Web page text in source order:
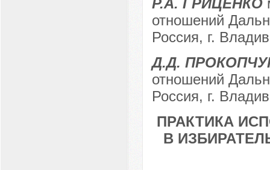
Р.А. ГРИЦЕНКО
отношений
Россия, г.
Д.Д.
отношений
Россия, г.
ПРАКТИКА
В